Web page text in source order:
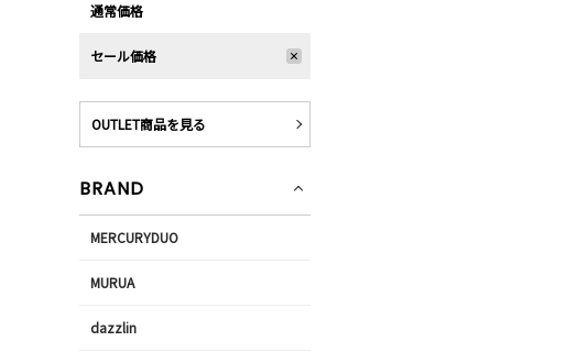
通常価格
セール価格
OUTLET商品を見る
BRAND
MERCURYDUO
MURUA
dazzlin